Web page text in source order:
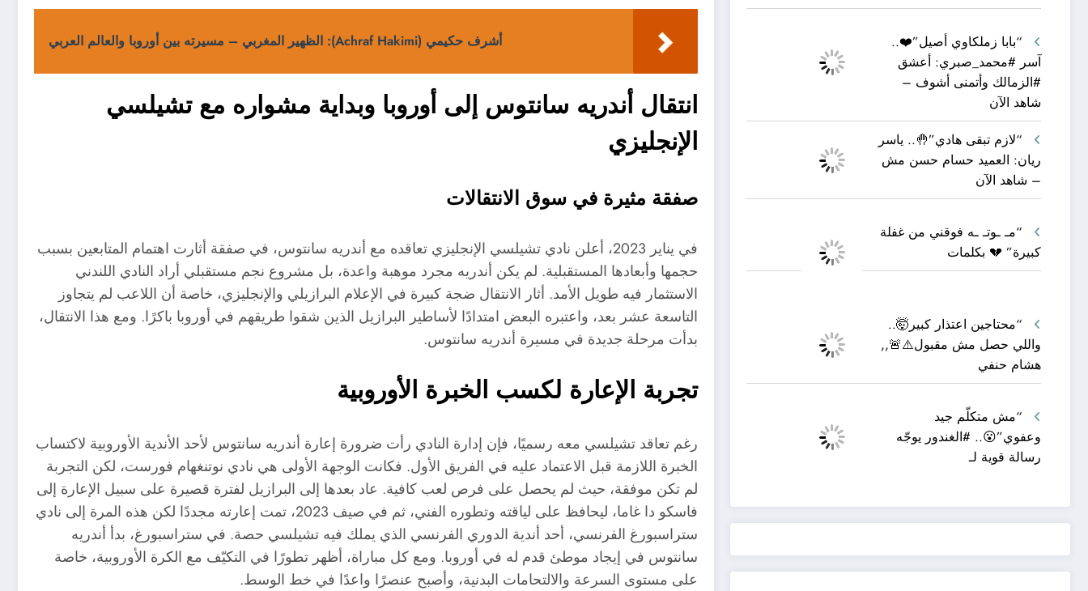
“بابا زملكاوي أصيل”❤️..
آسر #محمد_صبري: أعشق
#الزمالك وأتمنى أشوف –
شاهد الآن
“لازم تبقى هادي”🤚.. ياسر
ريان: العميد حسام حسن مش
– شاهد الآن
“مـ ـوتـ ـه فوقني من غفلة
كبيرة” 💔 بكلمات
“محتاجين اعتذار كبير🤯..
واللي حصل مش مقبول⚠️🚨,,
هشام حنفي
“مش متكلّم جيد
وعفوي”😮.. #الغندور يوجّه
رسالة قوية لـ
أشرف حكيمي (Achraf Hakimi): الظهير المغربي – مسيرته بين أوروبا والعالم العربي
انتقال أندريه سانتوس إلى أوروبا وبداية مشواره مع تشيلسي
الإنجليزي
صفقة مثيرة في سوق الانتقالات
في يناير 2023، أعلن نادي تشيلسي الإنجليزي تعاقده مع أندريه سانتوس، في صفقة أثارت اهتمام المتابعين بسبب
حجمها وأبعادها المستقبلية. لم يكن أندريه مجرد موهبة واعدة، بل مشروع نجم مستقبلي أراد النادي اللندني
الاستثمار فيه طويل الأمد. أثار الانتقال ضجة كبيرة في الإعلام البرازيلي والإنجليزي، خاصة أن اللاعب لم يتجاوز
التاسعة عشر بعد، واعتبره البعض امتدادًا لأساطير البرازيل الذين شقوا طريقهم في أوروبا باكرًا. ومع هذا الانتقال،
بدأت مرحلة جديدة في مسيرة أندريه سانتوس.
تجربة الإعارة لكسب الخبرة الأوروبية
رغم تعاقد تشيلسي معه رسميًا، فإن إدارة النادي رأت ضرورة إعارة أندريه سانتوس لأحد الأندية الأوروبية لاكتساب
الخبرة اللازمة قبل الاعتماد عليه في الفريق الأول. فكانت الوجهة الأولى هي نادي نوتنغهام فورست، لكن التجربة
لم تكن موفقة، حيث لم يحصل على فرص لعب كافية. عاد بعدها إلى البرازيل لفترة قصيرة على سبيل الإعارة إلى
فاسكو دا غاما، ليحافظ على لياقته وتطوره الفني، ثم في صيف 2023، تمت إعارته مجددًا لكن هذه المرة إلى نادي
ستراسبورغ الفرنسي، أحد أندية الدوري الفرنسي الذي يملك فيه تشيلسي حصة. في ستراسبورغ، بدأ أندريه
سانتوس في إيجاد موطئ قدم له في أوروبا. ومع كل مباراة، أظهر تطورًا في التكيّف مع الكرة الأوروبية، خاصة
على مستوى السرعة والالتحامات البدنية، وأصبح عنصرًا واعدًا في خط الوسط.